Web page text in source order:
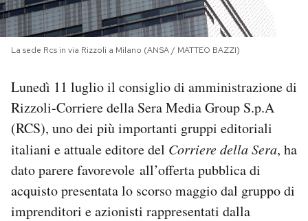
I MIEI PREFERITI
CALENDARIO
AREA PERSONALE
Area Personale
Newsletter
La sede Rcs in via Rizzoli a Milano (ANSA / MATTEO BAZZI)
Lunedì 11 luglio il consiglio di amministrazione di
Rizzoli-Corriere della Sera Media Group S.p.A
(RCS), uno dei più importanti gruppi editoriali
italiani e attuale editore del Corriere della Sera, ha
dato parere favorevole all’offerta pubblica di
acquisto presentata lo scorso maggio dal gruppo di
imprenditori e azionisti rappresentati dalla